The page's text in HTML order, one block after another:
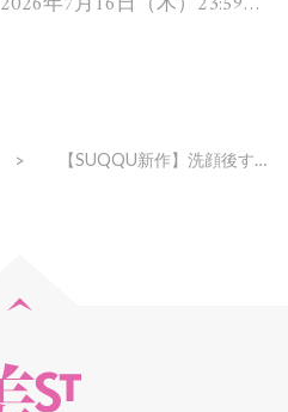
【SUQQU新作】洗顔後すぐの“塗るシートマスク”のうるおい持続力がスゴすぎ…